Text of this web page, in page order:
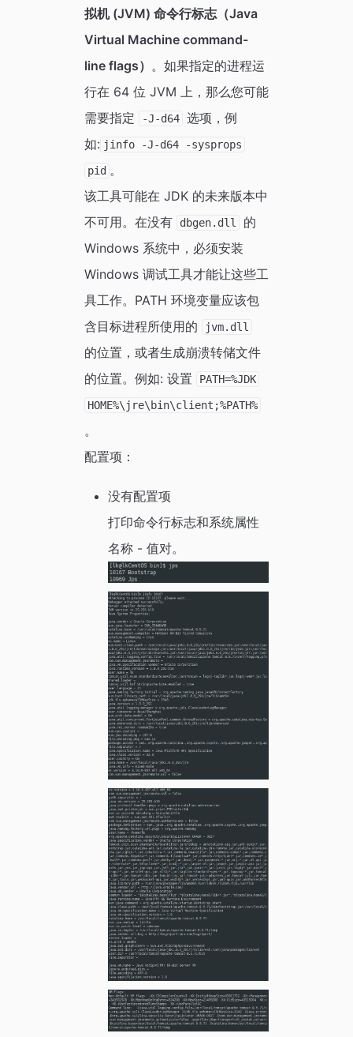
拟机 (JVM) 命令行标志（Java
Virtual Machine command-
line flags） 。如果指定的进程运
行在 64 位 JVM 上，那么您可能
需要指定
-J-d64 选项，例
如: jinfo -J-d64 -sysprops
pid 。
该工具可能在 JDK 的未来版本中
不可用。在没有
dbgen.dll
的
Windows 系统中，必须安装
Windows 调试工具才能让这些工
具工作。PATH 环境变量应该包
含目标进程所使用的
jvm.dll
的位置，或者生成崩溃转储文件
的位置。例如: 设置
PATH=%JDK
HOME%\jre\bin\client;%PATH%
。
配置项：
没有配置项
打印命令行标志和系统属性
名称 - 值对。